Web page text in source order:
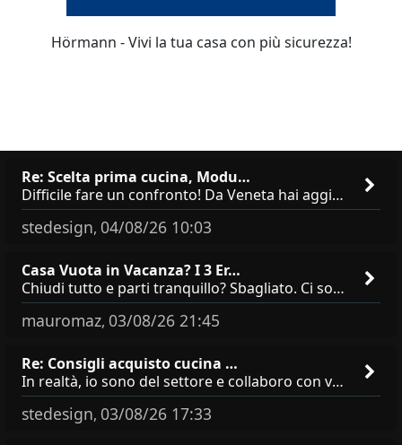
Hörmann - Vivi la tua casa con più sicurezza!
Re: Scelta prima cucina, Modu…
Difficile fare un confronto! Da Veneta hai aggiunto i pensili a tutta altezza e una colonna dispensa da 30, che da soli
stedesign, 04/08/26 10:03
Casa Vuota in Vacanza? I 3 Er…
Chiudi tutto e parti tranquillo? Sbagliato. Ci sono 3 comportamenti che dicono ai ladri &quot;sono via per due settimane
mauromaz, 03/08/26 21:45
Re: Consigli acquisto cucina …
In realtà, io sono del settore e collaboro con vari negozi, ti possono dire che sono tutti brand abbastanza simili come
stedesign, 03/08/26 17:33